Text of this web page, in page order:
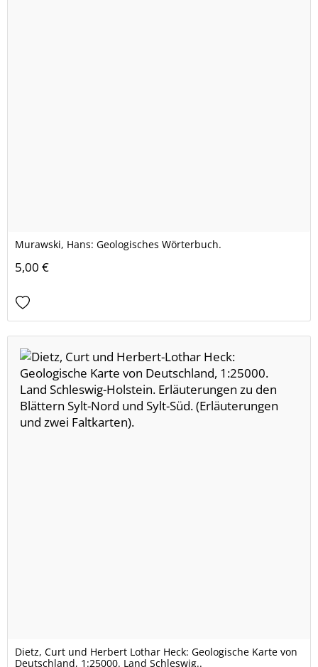
Murawski, Hans: Geologisches Wörterbuch.
5,00 €
Dietz, Curt und Herbert Lothar Heck: Geologische Karte von
Deutschland, 1:25000. Land Schleswig..